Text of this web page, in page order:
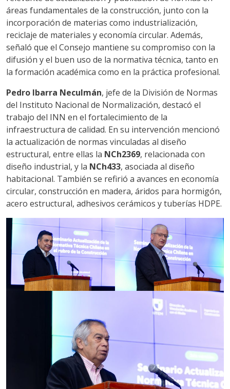
áreas fundamentales de la construcción, junto con la
incorporación de materias como industrialización,
reciclaje de materiales y economía circular. Además,
señaló que el Consejo mantiene su compromiso con la
difusión y el buen uso de la normativa técnica, tanto en
la formación académica como en la práctica profesional.
Pedro Ibarra Neculmán, jefe de la División de Normas
del Instituto Nacional de Normalización, destacó el
trabajo del INN en el fortalecimiento de la
infraestructura de calidad. En su intervención mencionó
la actualización de normas vinculadas al diseño
estructural, entre ellas la NCh2369, relacionada con
diseño industrial, y la NCh433, asociada al diseño
habitacional. También se refirió a avances en economía
circular, construcción en madera, áridos para hormigón,
acero estructural, adhesivos cerámicos y tuberías HDPE.